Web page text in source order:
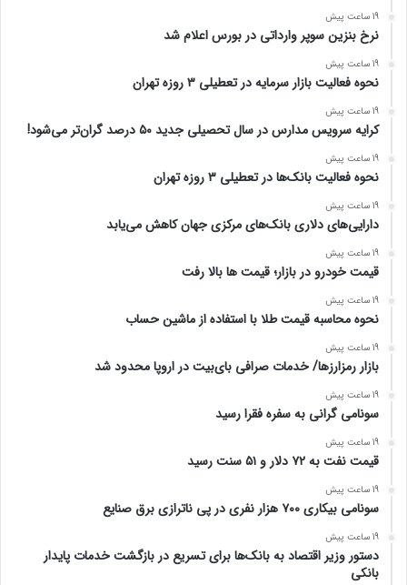
19 ساعت پیش
نرخ بنزین سوپر وارداتی در بورس اعلام شد
19 ساعت پیش
نحوه فعالیت بازار سرمایه در تعطیلی ۳ روزه تهران
19 ساعت پیش
کرایه سرویس مدارس در سال تحصیلی جدید ۵۰ درصد گران‌تر می‌شود!
19 ساعت پیش
نحوه فعالیت بانک‌ها در تعطیلی ۳ روزه تهران
19 ساعت پیش
دارایی‌های دلاری بانک‌های مرکزی جهان کاهش می‌یابد
19 ساعت پیش
قیمت خودرو در بازار؛ قیمت ها بالا رفت
19 ساعت پیش
نحوه محاسبه قیمت طلا با استفاده از ماشین حساب
19 ساعت پیش
بازار رمزارزها/ خدمات صرافی بای‌بیت در اروپا محدود شد
19 ساعت پیش
سونامی گرانی به سفره فقرا رسید
19 ساعت پیش
قیمت نفت به ۷۲ دلار و ۵۱ سنت رسید
19 ساعت پیش
سونامی بیکاری ۷۰۰ هزار نفری در پی ناترازی برق صنایع
19 ساعت پیش
دستور وزیر اقتصاد به بانک‌ها برای تسریع در بازگشت خدمات پایدار
بانکی